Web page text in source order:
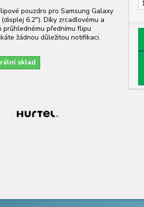
pouzdro pro Samsung Galaxy
6.2"). Díky zrcadlovému a
průhlednému přednímu flipu
žádnou důležitou notifikaci.
sklad